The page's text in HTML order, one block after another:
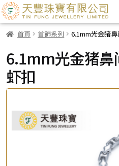
首頁 首飾系列 6.1mm光金猪
6.1mm光金猪鼻
虾扣